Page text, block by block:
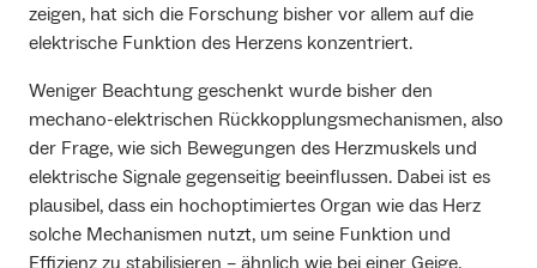
zeigen, hat sich die Forschung bisher vor allem auf die
elektrische Funktion des Herzens konzentriert.
Weniger Beachtung geschenkt wurde bisher den
mechano-elektrischen Rückkopplungsmechanismen, also
der Frage, wie sich Bewegungen des Herzmuskels und
elektrische Signale gegenseitig beeinflussen. Dabei ist es
plausibel, dass ein hochoptimiertes Organ wie das Herz
solche Mechanismen nutzt, um seine Funktion und